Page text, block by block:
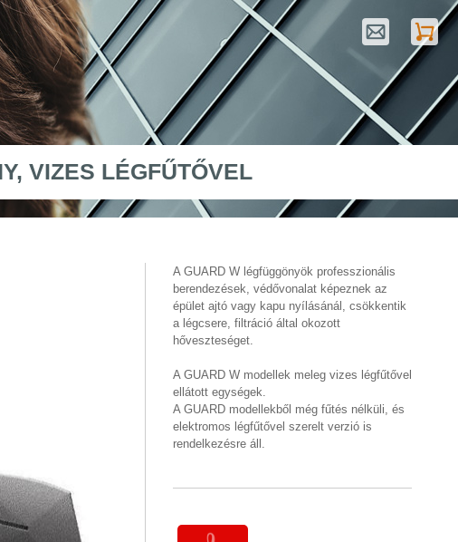
VIZES LÉGFŰTŐVEL
A GUARD W légfüggönyök professzionális
berendezések, védővonalat képeznek az
épület ajtó vagy kapu nyílásánál, csökkentik
a légcsere, filtráció által okozott
hőveszteséget.
A GUARD W modellek meleg vizes légfűtővel
ellátott egységek.
A GUARD modellekből még fűtés nélküli, és
elektromos légfűtővel szerelt verzió is
rendelkezésre áll.